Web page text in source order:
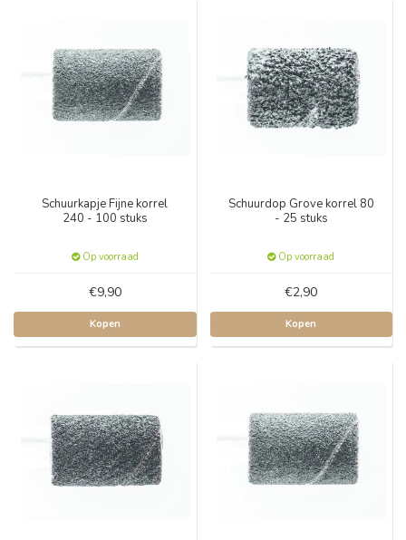
Schuurkapje Fijne korrel
240 - 100 stuks
Op voorraad
€9,90
Kopen
Schuurdop Grove korrel 80
- 25 stuks
Op voorraad
€2,90
Kopen